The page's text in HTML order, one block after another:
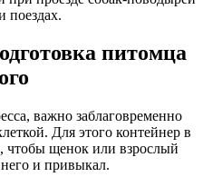
поездах.
питомца
важно заблаговременно
Для этого контейнер в
щенок или взрослый
него и привыкал.